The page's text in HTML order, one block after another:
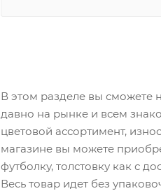
В этом разделе вы сможете
давно на рынке и всем
цветовой ассортимент,
магазине вы можете
футболку, толстовку как с
Весь товар идет без